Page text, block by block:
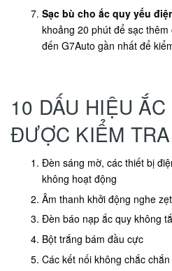
Sạc bù cho ắc quy yếu
khoảng 20 phút để sạc
đến G7Auto gần nhất để
10 DẤU HIỆU
ĐƯỢC KIỂM
Đèn sáng mờ, các thiết bị
không hoạt động
Âm thanh khởi động nghe
Đèn báo nạp ắc quy không
Bột trắng bám đầu cực
Các kết nối không chắc chắn